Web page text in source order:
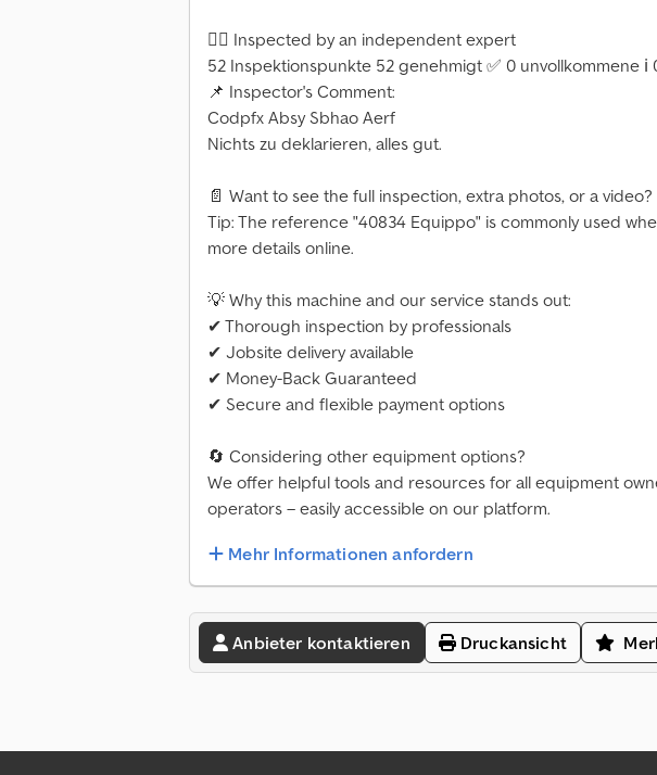
👷‍♂️ Inspected by an independent expert
52 Inspektionspunkte 52 genehmigt ✅ 0 unvollkommene
📌 Inspector's Comment:
Codpfx Absy Sbhao Aerf
Nichts zu deklarieren, alles gut.
📄 Want to see the full inspection, extra photos, or a video?
Tip: The reference "40834 Equippo" is commonly used
more details online.
💡 Why this machine and our service stands out:
✔ Thorough inspection by professionals
✔ Jobsite delivery available
✔ Money-Back Guaranteed
✔ Secure and flexible payment options
🔄 Considering other equipment options?
We offer helpful tools and resources for all equipment
operators – easily accessible on our platform.
Mehr Informationen anfordern
Anbieter kontaktieren Druckansicht